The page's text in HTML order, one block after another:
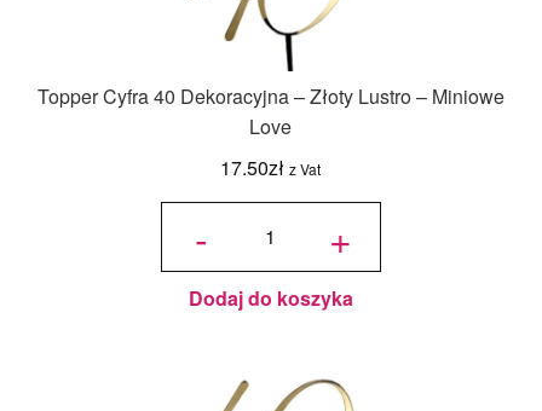
Topper Cyfra 40 Dekoracyjna – Złoty Lustro – Miniowe
Love
17.50zł z Vat
-
ilość Topper
Dekoracyjna
- Złoty
Lustro -
Miniowe
Love +
Dodaj do koszyka